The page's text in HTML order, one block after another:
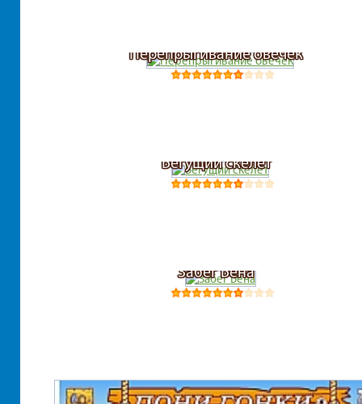
Перепрыгивание овечек
Бегущий скелет
Забег Бена